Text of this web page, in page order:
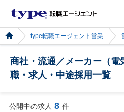
type転職エージェント営業
商社・流通／メーカー（電
職・求人・中途採用一覧
公開中の求人 8 件